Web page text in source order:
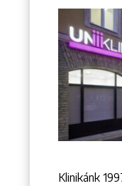
Klinikánk